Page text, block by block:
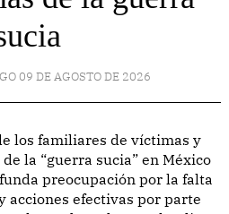
09 DE AGOSTO DE 2026
la “guerra sucia” en México
preocupación por la falta
acciones efectivas por parte